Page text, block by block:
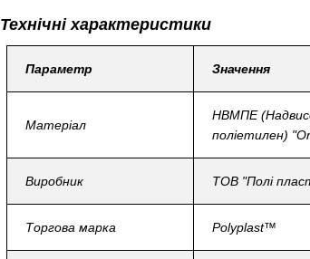
Технічні характеристики
Параметр Значення
Матеріал
НВМПЕ
поліетилен)
Виробник ТОВ "Полі
Торгова марка Polyplast™